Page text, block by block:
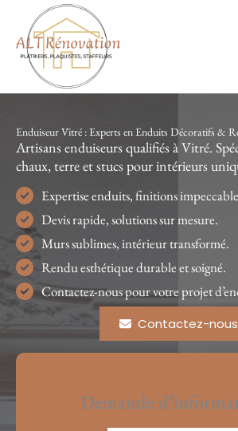
contenu
Enduiseur Vitré : Experts en Enduits Décoratifs &
Artisans enduiseurs qualifiés à Vitré.
chaux, terre et stucs pour intérieurs
Expertise enduits, finitions
Devis rapide, solutions sur mesure.
Murs sublimes, intérieur transformé.
Rendu esthétique durable et soigné.
Contactez-nous pour votre projet
Contactez-nous
Demande